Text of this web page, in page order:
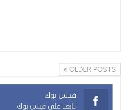
OLDER POSTS
فيس بوك
تابعنا على فيس بوك